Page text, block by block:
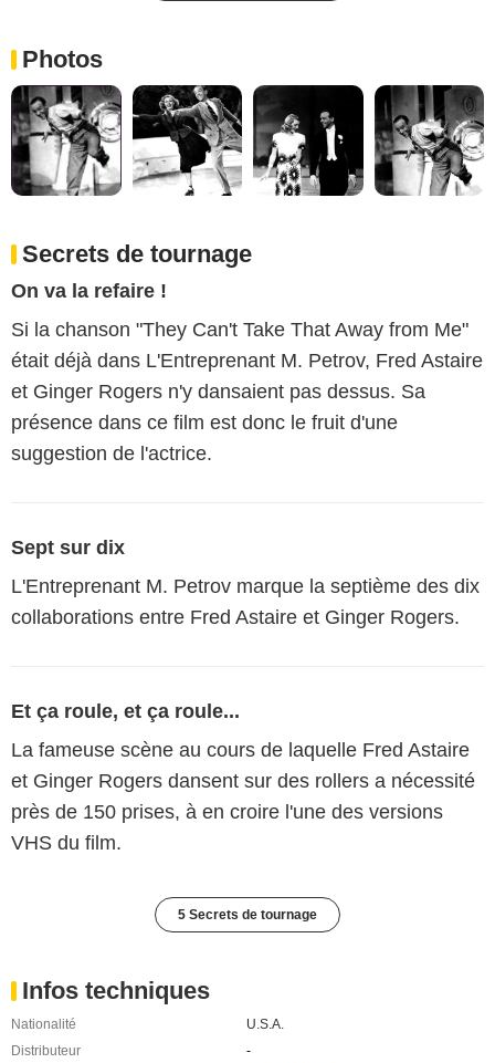
Photos
Secrets de tournage
On va la refaire !
Si la chanson "They Can't Take That Away from Me"
était déjà dans L'Entreprenant M. Petrov, Fred Astaire
et Ginger Rogers n'y dansaient pas dessus. Sa
présence dans ce film est donc le fruit d'une
suggestion de l'actrice.
Sept sur dix
L'Entreprenant M. Petrov marque la septième des dix
collaborations entre Fred Astaire et Ginger Rogers.
Et ça roule, et ça roule...
La fameuse scène au cours de laquelle Fred Astaire
et Ginger Rogers dansent sur des rollers a nécessité
près de 150 prises, à en croire l'une des versions
VHS du film.
5 Secrets de tournage
Infos techniques
Nationalité
U.S.A.
Distributeur
-